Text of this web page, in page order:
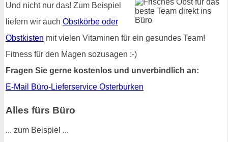
Und nicht nur das! Zum Beispiel
liefern wir auch Obstkörbe oder
Obstkisten mit vielen Vitaminen für ein gesundes Team!
Fitness für den Magen sozusagen :-)
Fragen Sie gerne kostenlos und unverbindlich an:
E-Mail Büro-Lieferservice Osterburken
Alles fürs Büro
... zum Beispiel ...